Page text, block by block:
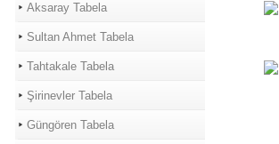
Aksaray Tabela
Sultan Ahmet Tabela
Tahtakale Tabela
Şirinevler Tabela
Güngören Tabela